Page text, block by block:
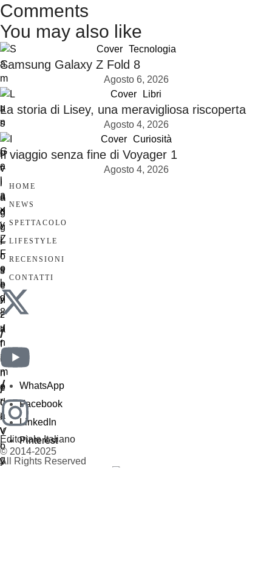
Comments
You may also like
Cover Tecnologia
Samsung Galaxy Z Fold 8
Agosto 6, 2026
Cover
Libri
La storia di Lisey, una meravigliosa riscoperta
Agosto 4, 2026
Cover
Curiosità
Il viaggio senza fine di Voyager 1
Agosto 4, 2026
HOME
NEWS
SPETTACOLO
LIFESTYLE
RECENSIONI
CONTATTI
/
/
Editoriale Italiano
© 2014-2025
All Rights Reserved
WhatsApp
Facebook
LinkedIn
Pinterest